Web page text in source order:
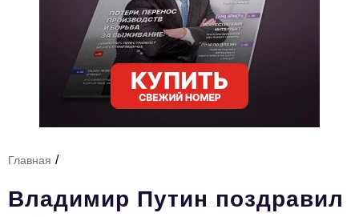
Регулирование
Премия "Тульский Бизнес"
История тульского предпринимательства
Тема номера
Главная /
Владимир Путин поздравил